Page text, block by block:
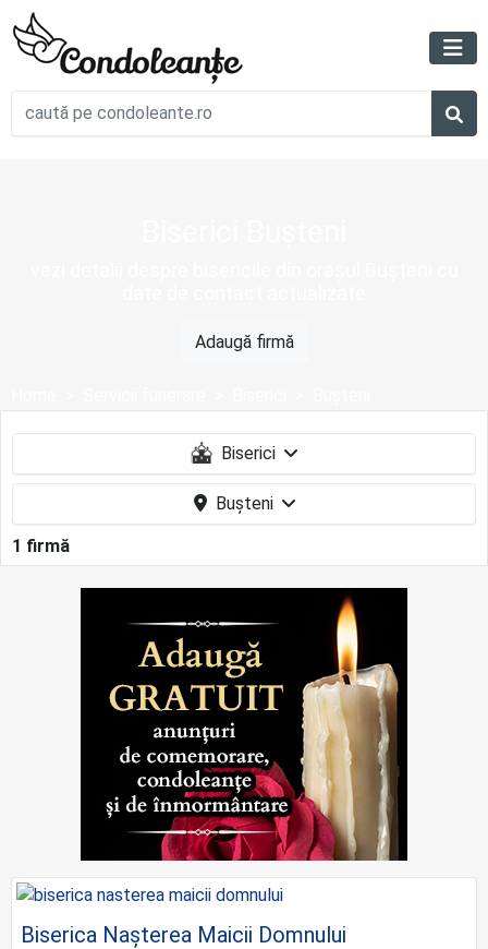
Adaugă firmă
1 firmă
Biserica Nașterea Maicii Domnului